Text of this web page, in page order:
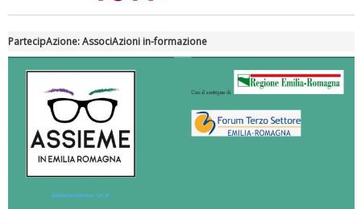
PartecipAzione: AssociAzioni in-formazione